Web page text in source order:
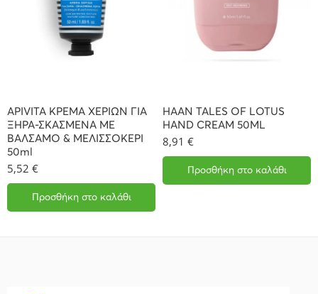
APIVITA ΚΡΕΜΑ ΧΕΡΙΩΝ ΓΙΑ
ΞΗΡΑ-ΣΚΑΣΜΕΝΑ ΜΕ
ΒΑΛΣΑΜΟ & ΜΕΛΙΣΣΟΚΕΡΙ
50ml
5,52 €
Προσθήκη στο καλάθι
HAAN TALES OF LOTUS
HAND CREAM 50ML
8,91 €
Προσθήκη στο καλάθι